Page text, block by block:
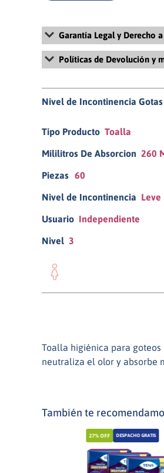
Garantía Legal y Derecho
Para más información sobre la
Términos y Condiciones Generales
Políticas de Devolución y
y devolución haciendoclick aquí
Nivel de Incontinencia Gotas
Tipo Producto Toalla
Mililitros De Absorcion 260
Piezas 60
Nivel de Incontinencia Leve
Usuario Independiente
Nivel 3
Mujer
Toalla higiénica para
neutraliza el olor y absorbe
También te
27%OFF DESPACHO GRATIS